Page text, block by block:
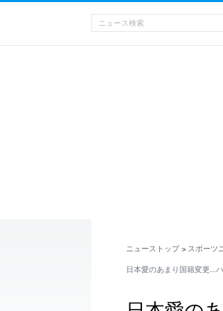
ニューストップ > スポーツ
日本愛のあまり国籍変更…